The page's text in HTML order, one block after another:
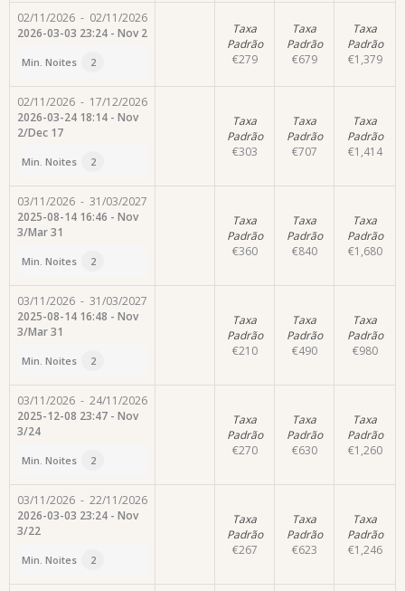
02/11/2026 - 02/11/2026
2026-03-03 23:24 - Nov 2
Min. Noites 2
Taxa
Padrão
€279
Taxa
Padrão
€679
Taxa
Padrão
€1,379
02/11/2026 - 17/12/2026
2026-03-24 18:14 - Nov
2/Dec 17
Min. Noites 2
Taxa
Padrão
€303
Taxa
Padrão
€707
Taxa
Padrão
€1,414
03/11/2026 - 31/03/2027
2025-08-14 16:46 - Nov
3/Mar 31
Min. Noites 2
Taxa
Padrão
€360
Taxa
Padrão
€840
Taxa
Padrão
€1,680
03/11/2026 - 31/03/2027
2025-08-14 16:48 - Nov
3/Mar 31
Min. Noites 2
Taxa
Padrão
€210
Taxa
Padrão
€490
Taxa
Padrão
€980
03/11/2026 - 24/11/2026
2025-12-08 23:47 - Nov
3/24
Min. Noites 2
Taxa
Padrão
€270
Taxa
Padrão
€630
Taxa
Padrão
€1,260
03/11/2026 - 22/11/2026
2026-03-03 23:24 - Nov
3/22
Min. Noites 2
Taxa
Padrão
€267
Taxa
Padrão
€623
Taxa
Padrão
€1,246